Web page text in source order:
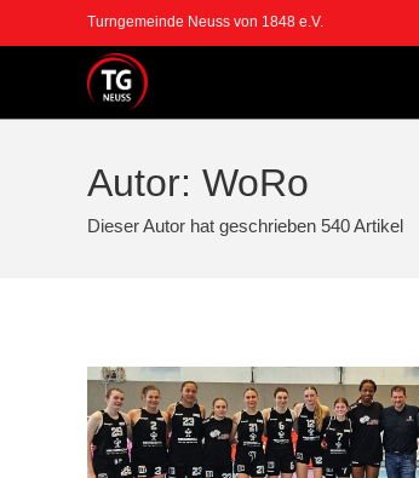
Inhalt
Turngemeinde Neuss von 1848 e.V.
Autor: WoRo
Dieser Autor hat geschrieben 540 Artikel